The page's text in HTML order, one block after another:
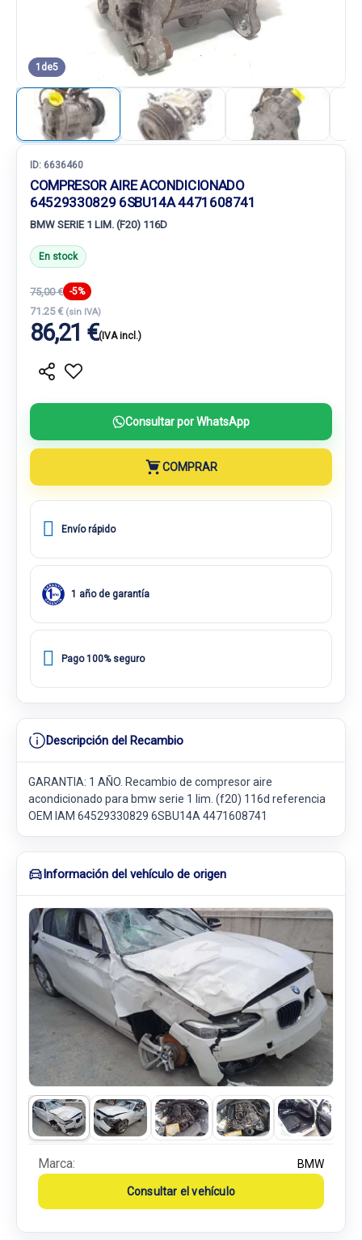
1 de5
ID: 6636460
COMPRESOR AIRE ACONDICIONADO
64529330829 6SBU14A 4471608741
BMW SERIE 1 LIM. (F20) 116D
En stock
75,00 € -5%
71.25 € (sin IVA)
86,21 €(IVA incl.)
Consultar por WhatsApp
COMPRAR
Envío rápido
1 año de garantía
Pago 100% seguro
Descripción del Recambio
GARANTIA: 1 AÑO. Recambio de compresor aire
acondicionado para bmw serie 1 lim. (f20) 116d referencia
OEM IAM 64529330829 6SBU14A 4471608741
Información del vehículo de origen
Marca: BMW
Consultar el vehículo